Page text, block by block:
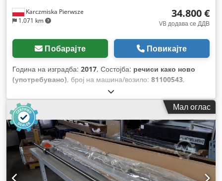
Karczmiska Pierwsze
1.071 km
34.800 €
VB додава се ДДВ
Побарајте Повикајте
Година на изградба: 2017, Состојба: речиси како ново
(употребувано), број на машина/возило: 81100543,
Мал оглас